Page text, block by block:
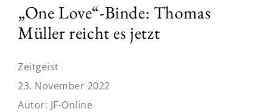
„One Love“-Binde: Thomas
Müller reicht es jetzt
Zeitgeist
23. November 2022
Autor: JF-Online